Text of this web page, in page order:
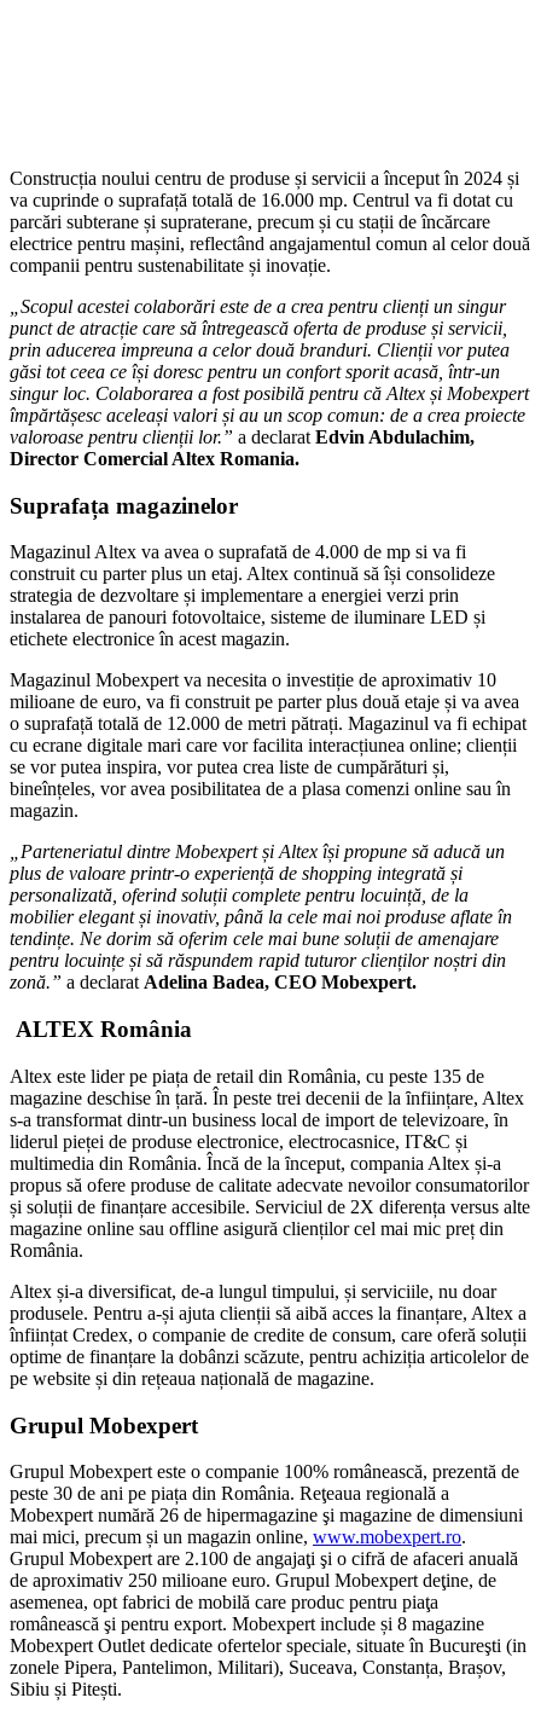
Construcția noului centru de produse și servicii a început în 2024 și
va cuprinde o suprafață totală de 16.000 mp. Centrul va fi dotat cu
parcări subterane și supraterane, precum și cu stații de încărcare
electrice pentru mașini, reflectând angajamentul comun al celor două
companii pentru sustenabilitate și inovație.
„Scopul acestei colaborări este de a crea pentru clienți un singur
punct de atracție care să întregească oferta de produse și servicii,
prin aducerea impreuna a celor două branduri. Clienții vor putea
găsi tot ceea ce își doresc pentru un confort sporit acasă, într-un
singur loc. Colaborarea a fost posibilă pentru că Altex și Mobexpert
împărtășesc aceleași valori și au un scop comun: de a crea proiecte
valoroase pentru clienții lor.” a declarat Edvin Abdulachim,
Director Comercial Altex Romania.
Suprafața magazinelor
Magazinul Altex va avea o suprafată de 4.000 de mp si va fi
construit cu parter plus un etaj. Altex continuă să își consolideze
strategia de dezvoltare și implementare a energiei verzi prin
instalarea de panouri fotovoltaice, sisteme de iluminare LED și
etichete electronice în acest magazin.
Magazinul Mobexpert va necesita o investiție de aproximativ 10
milioane de euro, va fi construit pe parter plus două etaje și va avea
o suprafață totală de 12.000 de metri pătrați. Magazinul va fi echipat
cu ecrane digitale mari care vor facilita interacțiunea online; clienții
se vor putea inspira, vor putea crea liste de cumpărături și,
bineînțeles, vor avea posibilitatea de a plasa comenzi online sau în
magazin.
„Parteneriatul dintre Mobexpert și Altex își propune să aducă un
plus de valoare printr-o experiență de shopping integrată și
personalizată, oferind soluții complete pentru locuință, de la
mobilier elegant și inovativ, până la cele mai noi produse aflate în
tendințe. Ne dorim să oferim cele mai bune soluții de amenajare
pentru locuințe și să răspundem rapid tuturor clienților noștri din
zonă.” a declarat Adelina Badea, CEO Mobexpert.
ALTEX România
Altex este lider pe piața de retail din România, cu peste 135 de
magazine deschise în țară. În peste trei decenii de la ȋnființare, Altex
s-a transformat dintr-un business local de import de televizoare, ȋn
liderul pieței de produse electronice, electrocasnice, IT&C și
multimedia din România. Încă de la ȋnceput, compania Altex și-a
propus să ofere produse de calitate adecvate nevoilor consumatorilor
și soluții de finanțare accesibile. Serviciul de 2X diferența versus alte
magazine online sau offline asigură clienților cel mai mic preț din
România.
Altex și-a diversificat, de-a lungul timpului, și serviciile, nu doar
produsele. Pentru a-și ajuta clienții să aibă acces la finanțare, Altex a
înființat Credex, o companie de credite de consum, care oferă soluții
optime de finanțare la dobânzi scăzute, pentru achiziția articolelor de
pe website și din rețeaua națională de magazine.
Grupul Mobexpert
Grupul Mobexpert este o companie 100% românească, prezentă de
peste 30 de ani pe piața din România. Reţeaua regională a
Mobexpert numără 26 de hipermagazine şi magazine de dimensiuni
mai mici, precum și un magazin online, www.mobexpert.ro.
Grupul Mobexpert are 2.100 de angajaţi şi o cifră de afaceri anuală
de aproximativ 250 milioane euro. Grupul Mobexpert deţine, de
asemenea, opt fabrici de mobilă care produc pentru piaţa
românească şi pentru export. Mobexpert include și 8 magazine
Mobexpert Outlet dedicate ofertelor speciale, situate în Bucureşti (in
zonele Pipera, Pantelimon, Militari), Suceava, Constanța, Brașov,
Sibiu și Pitești.